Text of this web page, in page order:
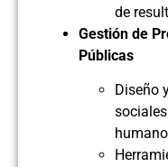
de
Gestión de
Públicas
Diseño
humano